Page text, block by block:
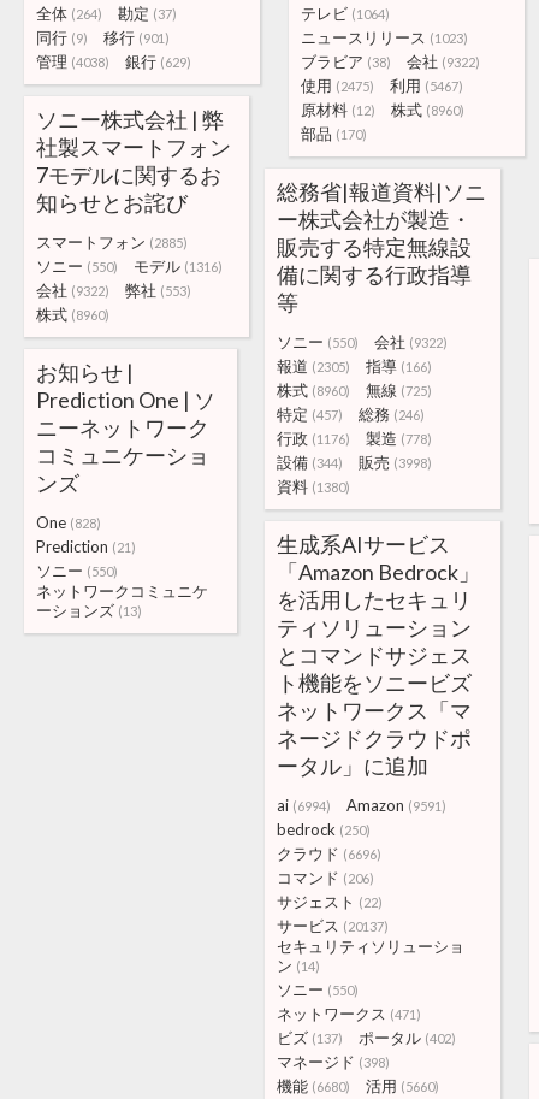
全体 (264) 勘定 (37)
同行 (9) 移行 (901)
管理 (4038) 銀行 (629)
テレビ (1064)
ニュースリリース (1023)
ブラビア (38) 会社 (9322)
使用 (2475) 利用 (5467)
原材料 (12) 株式 (8960)
部品 (170)
ソニー株式会社 | 弊
社製スマートフォン
7モデルに関するお
知らせとお詫び
スマートフォン (2885)
ソニー (550) モデル (1316)
会社 (9322) 弊社 (553)
株式 (8960)
総務省|報道資料|ソニ
ー株式会社が製造・
販売する特定無線設
備に関する行政指導
等
ソニー (550) 会社 (9322)
報道 (2305) 指導 (166)
株式 (8960) 無線 (725)
特定 (457) 総務 (246)
行政 (1176) 製造 (778)
設備 (344) 販売 (3998)
資料 (1380)
お知らせ |
Prediction One | ソ
ニーネットワーク
コミュニケーショ
ンズ
One (828)
Prediction (21)
ソニー (550)
ネットワークコミュニケ
ーションズ (13)
生成系AIサービス
「Amazon Bedrock」
を活用したセキュリ
ティソリューション
とコマンドサジェス
ト機能をソニービズ
ネットワークス「マ
ネージドクラウドポ
ータル」に追加
ai (6994) Amazon (9591)
bedrock (250)
クラウド (6696)
コマンド (206)
サジェスト (22)
サービス (20137)
セキュリティソリューショ
ン (14)
ソニー (550)
ネットワークス (471)
ビズ (137) ポータル (402)
マネージド (398)
機能 (6680) 活用 (5660)